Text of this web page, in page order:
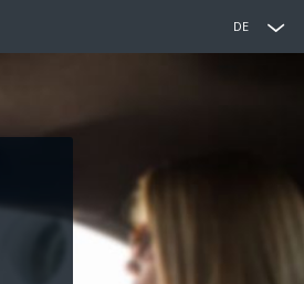
DE